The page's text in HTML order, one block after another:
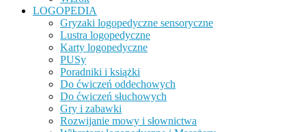
LOGOPEDIA
Gryzaki logopedyczne sensoryczne
Lustra logopedyczne
Karty logopedyczne
PUSy
Poradniki i książki
Do ćwiczeń oddechowych
Do ćwiczeń słuchowych
Gry i zabawki
Rozwijanie mowy i słownictwa